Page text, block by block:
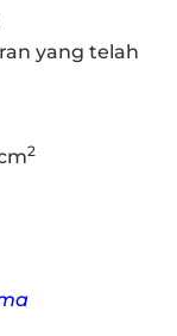
yang telah
2